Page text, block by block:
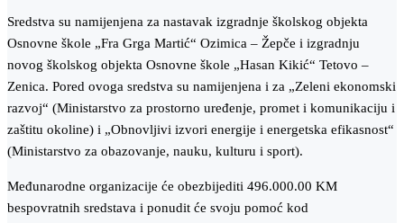
Sredstva su namijenjena za nastavak izgradnje školskog objekta
Osnovne škole „Fra Grga Martić“ Ozimica – Žepče i izgradnju
novog školskog objekta Osnovne škole „Hasan Kikić“ Tetovo –
Zenica. Pored ovoga sredstva su namijenjena i za „Zeleni ekonomski
razvoj“ (Ministarstvo za prostorno uređenje, promet i komunikaciju i
zaštitu okoline) i „Obnovljivi izvori energije i energetska efikasnost“
(Ministarstvo za obazovanje, nauku, kulturu i sport).
Međunarodne organizacije će obezbijediti 496.000.00 KM
bespovratnih sredstava i ponudit će svoju pomoć kod